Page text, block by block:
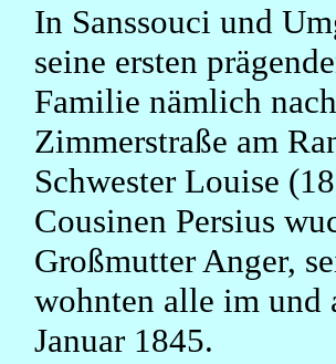
In Sanssouci und
seine ersten
Familie nämlich
Zimmerstraße am
Schwester Louise
Cousinen Persius
Großmutter Anger,
wohnten alle im und
Januar 1845.